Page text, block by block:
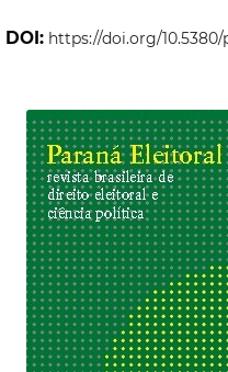
DOI: https://doi.org/10.5380/